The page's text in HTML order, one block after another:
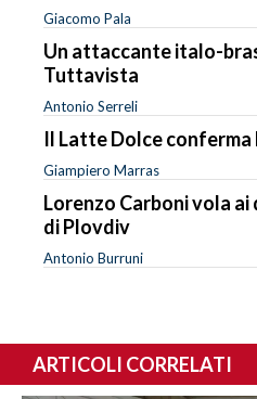
Giacomo Pala
Un attaccante italo-
Tuttavista
Antonio Serreli
Il Latte Dolce conferma
Giampiero Marras
Lorenzo Carboni vola
di Plovdiv
Antonio Burruni
ARTICOLI CORRELATI